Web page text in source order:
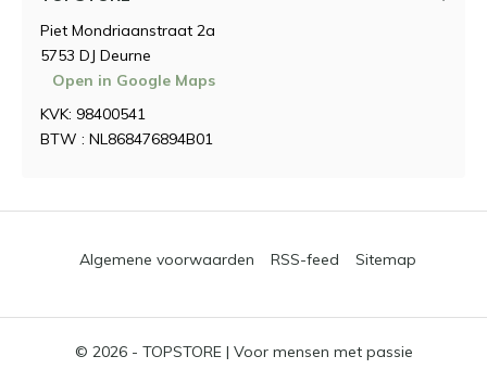
Piet Mondriaanstraat 2a
5753 DJ Deurne
Open in Google Maps
KVK: 98400541
BTW : NL868476894B01
© 2026 - TOPSTORE | Voor mensen met passie
Algemene voorwaarden RSS-feed Sitemap